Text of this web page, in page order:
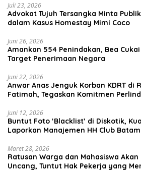
Juli 23, 2026
Advokat Tujuh Tersangka Minta
dalam Kasus Homestay Mimi Coco
Juni 26, 2026
Amankan 554 Penindakan, Bea
Target Penerimaan Negara
Juni 22, 2026
Anwar Anas Jenguk Korban KDRT di
Fatimah, Tegaskan Komitmen
Juni 12, 2026
Buntut Foto ‘Blacklist’ di Diskotik,
Laporkan Manajemen HH Club
Maret 28, 2026
Ratusan Warga dan Mahasiswa
Uncang, Tuntut Hak Pekerja yang